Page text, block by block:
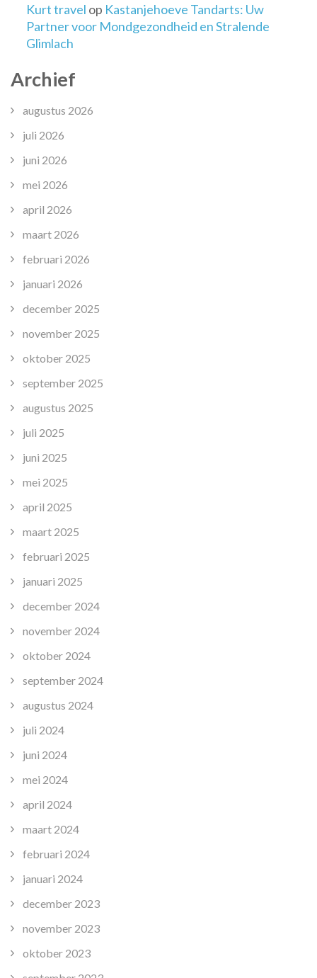
Kurt travel op Kastanjehoeve Tandarts: Uw
Partner voor Mondgezondheid en Stralende
Glimlach
Archief
augustus 2026
juli 2026
juni 2026
mei 2026
april 2026
maart 2026
februari 2026
januari 2026
december 2025
november 2025
oktober 2025
september 2025
augustus 2025
juli 2025
juni 2025
mei 2025
april 2025
maart 2025
februari 2025
januari 2025
december 2024
november 2024
oktober 2024
september 2024
augustus 2024
juli 2024
juni 2024
mei 2024
april 2024
maart 2024
februari 2024
januari 2024
december 2023
november 2023
oktober 2023